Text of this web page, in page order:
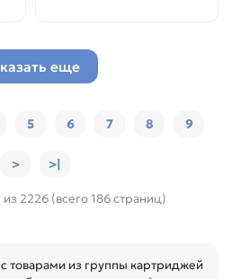
еще
5 6 7 8 9
> >|
из 2226 (всего 186 страниц)
товарами из группы картриджей